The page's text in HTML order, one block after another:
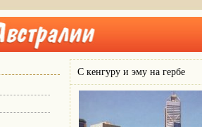
С кенгуру и эму на гербе